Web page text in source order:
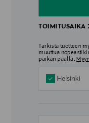
TOIMITUSAIKA
Tarkista tuotteen
muuttua
paikan päällä.
Helsinki